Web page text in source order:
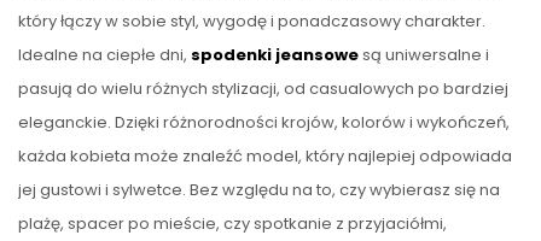
który łączy w sobie styl, wygodę i ponadczasowy charakter.
Idealne na ciepłe dni, spodenki jeansowesą uniwersalne i
pasują do wielu różnych stylizacji, od casualowych po bardziej
eleganckie. Dzięki różnorodności krojów, kolorów i wykończeń,
każda kobieta może znaleźć model, który najlepiej odpowiada
jej gustowi i sylwetce. Bez względu na to, czy wybierasz się na
plażę, spacer po mieście, czy spotkanie z przyjaciółmi,